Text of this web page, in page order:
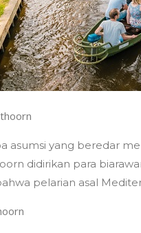
asumsi yang beredar
didirikan para
pelarian asal